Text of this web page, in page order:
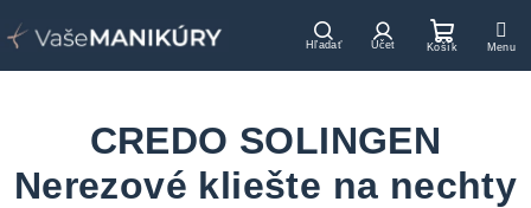
na
HľadaťPrihlásenie
košík
CREDO SOLINGEN
Nerezové kliešte na nechty